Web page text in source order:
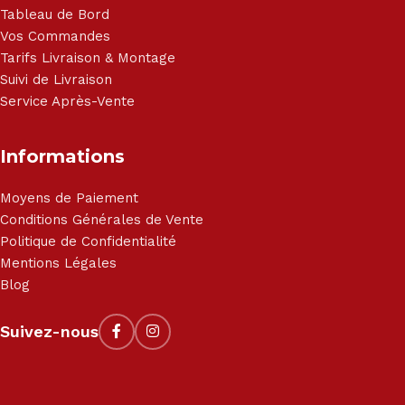
Tableau de Bord
Vos Commandes
Tarifs Livraison & Montage
Suivi de Livraison
Service Après-Vente
Informations
Moyens de Paiement
Conditions Générales de Vente
Politique de Confidentialité
Mentions Légales
Blog
Suivez-nous